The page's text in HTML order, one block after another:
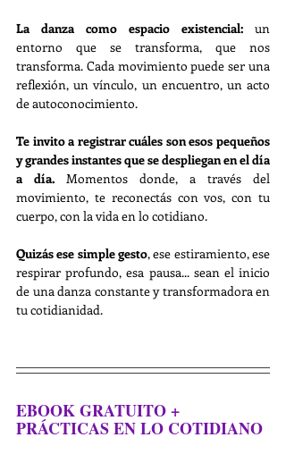
La danza como espacio existencial: un
entorno que se transforma, que nos
transforma. Cada movimiento puede ser una
reflexión, un vínculo, un encuentro, un acto
de autoconocimiento.
Te invito a registrar cuáles son esos pequeños
y grandes instantes que se despliegan en el día
a día. Momentos donde, a través del
movimiento, te reconectás con vos, con tu
cuerpo, con la vida en lo cotidiano.
Quizás ese simple gesto, ese estiramiento, ese
respirar profundo, esa pausa... sean el inicio
de una danza constante y transformadora en
tu cotidianidad.
EBOOK GRATUITO +
PRÁCTICAS EN LO COTIDIANO